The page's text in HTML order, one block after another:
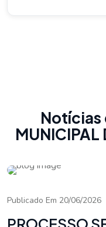
Notícias
MUNICIPAL
Publicado Em 20/06/2026